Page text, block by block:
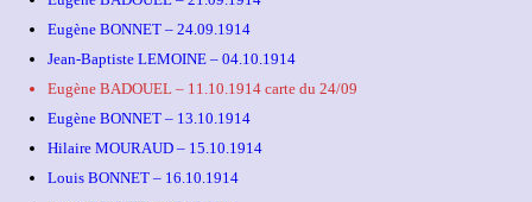
Eugène BONNET – 24.09.1914
Jean-Baptiste LEMOINE – 04.10.1914
Eugène BADOUEL – 11.10.1914 carte du 24/09
Eugène BONNET – 13.10.1914
Hilaire MOURAUD – 15.10.1914
Louis BONNET – 16.10.1914